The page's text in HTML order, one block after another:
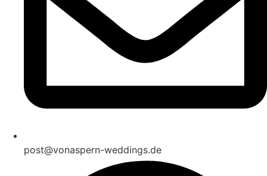
post@vonaspern-weddings.de